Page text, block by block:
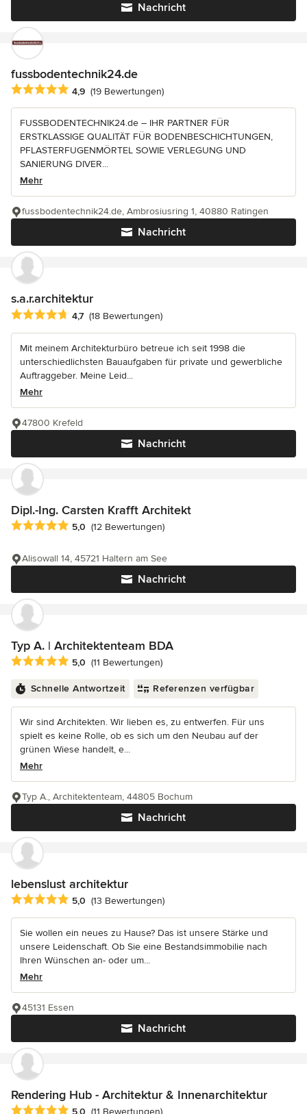
Nachricht
fussbodentechnik24.de
Durchschnittliche Bewertung: 4.9 von 5 Sternen
4,9 (19 Bewertungen)
FUSSBODENTECHNIK24.de – IHR PARTNER FÜR
ERSTKLASSIGE QUALITÄT FÜR BODENBESCHICHTUNGEN,
PFLASTERFUGENMÖRTEL SOWIE VERLEGUNG UND
SANIERUNG DIVER...
Mehr
Nachricht
fussbodentechnik24.de, Ambrosiusring 1, 40880 Ratingen
s.a.r.architektur
Durchschnittliche Bewertung: 4.7 von 5 Sternen
4,7 (18 Bewertungen)
Mit meinem Architekturbüro betreue ich seit 1998 die
unterschiedlichsten Bauaufgaben für private und gewerbliche
Auftraggeber. Meine Leid...
Mehr
Nachricht
47800 Krefeld
Dipl.-Ing. Carsten Krafft Architekt
Durchschnittliche Bewertung: 5 von 5 Sternen
5,0 (12 Bewertungen)
Nachricht
Alisowall 14, 45721 Haltern am See
Typ A. | Architektenteam BDA
Durchschnittliche Bewertung: 5 von 5 Sternen
5,0 (11 Bewertungen)
Schnelle Antwortzeit Referenzen verfügbar
Wir sind Architekten. Wir lieben es, zu entwerfen. Für uns
spielt es keine Rolle, ob es sich um den Neubau auf der
grünen Wiese handelt, e...
Mehr
Nachricht
Typ A., Architektenteam, 44805 Bochum
lebenslust architektur
Durchschnittliche Bewertung: 5 von 5 Sternen
5,0 (13 Bewertungen)
Sie wollen ein neues zu Hause? Das ist unsere Stärke und
unsere Leidenschaft. Ob Sie eine Bestandsimmobilie nach
Ihren Wünschen an- oder um...
Mehr
Nachricht
45131 Essen
Rendering Hub - Architektur & Innenarchitektur
Durchschnittliche Bewertung: 5 von 5 Sternen